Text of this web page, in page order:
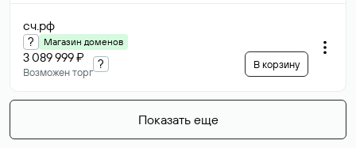
сч.рф
? Магазин доменов
3 089 999 ₽
Возможен торг
? В корзину
Показать еще